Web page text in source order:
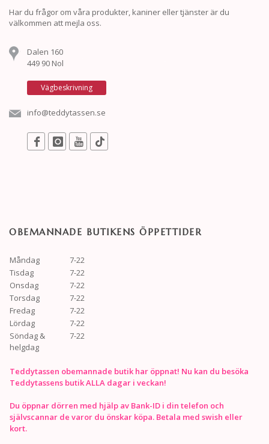
Har du frågor om våra produkter, kaniner eller tjänster är du
välkommen att mejla oss.
Dalen 160
449 90 Nol
Vägbeskrivning
info@teddytassen.se
OBEMANNADE BUTIKENS ÖPPETTIDER
Måndag
7-22
Tisdag
7-22
Onsdag
7-22
Torsdag
7-22
Fredag
7-22
Lördag
7-22
Söndag &
helgdag
7-22
Teddytassen obemannade butik har öppnat! Nu kan du besöka
Teddytassens butik ALLA dagar i veckan!
Du öppnar dörren med hjälp av Bank-ID i din telefon och
självscannar de varor du önskar köpa. Betala med swish eller
kort.